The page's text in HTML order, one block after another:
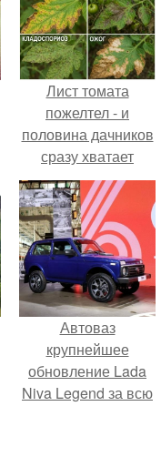
Лист томата
пожелтел - и
половина дачников
сразу хватает
удобрение.
Автоваз
крупнейшее
обновление Lada
Niva Legend за всю